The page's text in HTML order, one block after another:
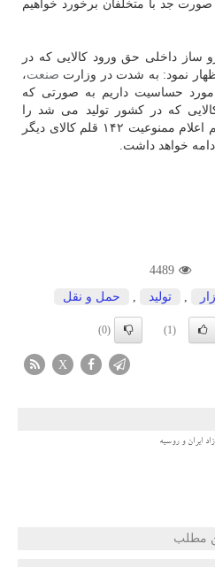
جد با متخلفان برخورد خواهیم
ساز داخلی حق ورود كالایی كه در
نمود: به شدت در وزارت صنعت،
حساسیت داریم به صورتی كه
۱۳۳۹ قلم كالایی كه در كشور تولید می شد را
ممنوع اعلام نموده و امسال هم اعلام ممنوعیت ۱۴۲ قلم كالای دیگر
خواهد داشت.
4489
, تولید , حمل و نقل
(1)
(0)
X
ایران و روسیه
مطلب